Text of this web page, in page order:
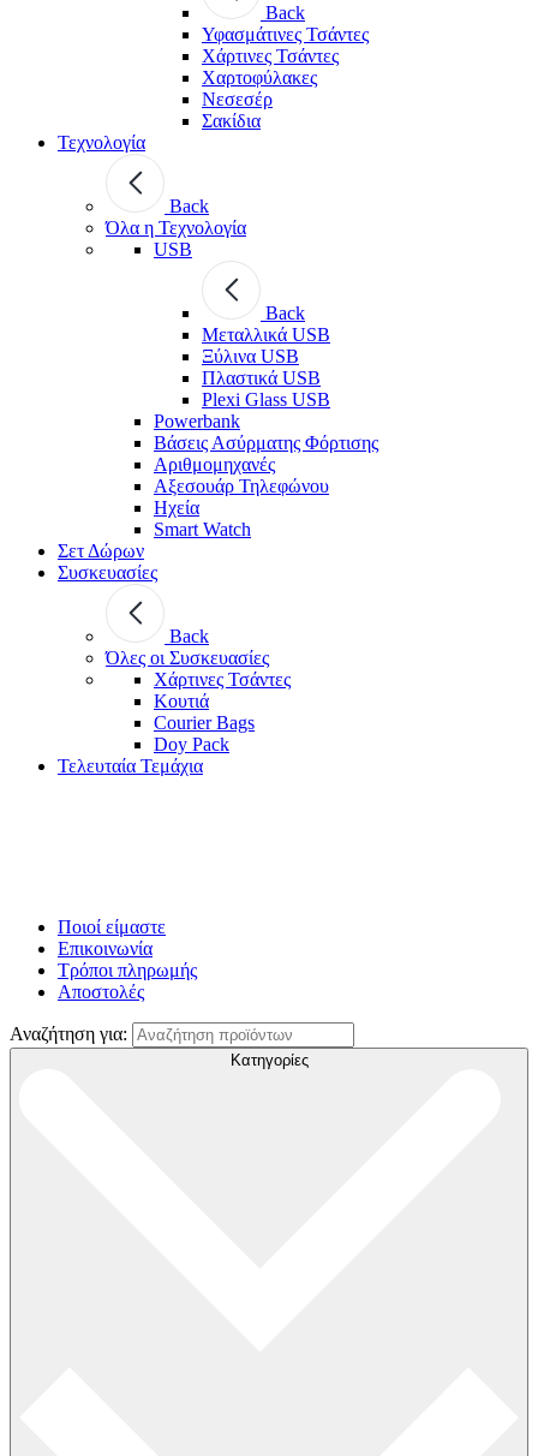
Back
Υφασμάτινες Τσάντες
Χάρτινες Τσάντες
Χαρτοφύλακες
Νεσεσέρ
Σακίδια
Τεχνολογία
Back
Όλα η Τεχνολογία
USB
Back
Μεταλλικά USB
Ξύλινα USB
Πλαστικά USB
Plexi Glass USB
Powerbank
Βάσεις Ασύρματης Φόρτισης
Αριθμομηχανές
Αξεσουάρ Τηλεφώνου
Ηχεία
Smart Watch
Σετ Δώρων
Συσκευασίες
Back
Όλες οι Συσκευασίες
Χάρτινες Τσάντες
Κουτιά
Courier Bags
Doy Pack
Τελευταία Τεμάχια
Ποιοί είμαστε
Επικοινωνία
Τρόποι πληρωμής
Αποστολές
Αναζήτηση για:
Κατηγορίες